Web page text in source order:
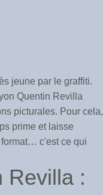
jeune par le graffiti.
Quentin Revilla
picturales. Pour cela,
prime et laisse
format… c'est ce qui
Revilla :